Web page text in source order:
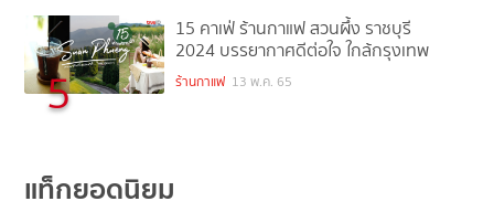
5
15 คาเฟ่ ร้านกาแฟ สวนผึ้ง ราชบุรี
2024 บรรยากาศดีต่อใจ ใกล้กรุงเทพ
ร้านกาแฟ 13 พ.ค. 65
แท็กยอดนิยม